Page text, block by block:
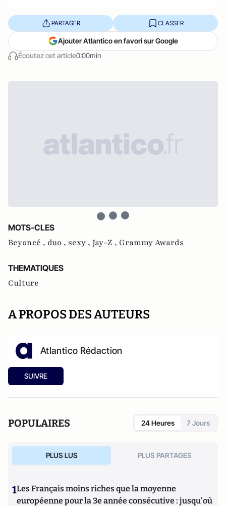
Écoutez cet article0:00min
PARTAGER CLASSER
Ajouter Atlantico en favori sur Google
MOTS-CLES
Beyoncé , duo , sexy , Jay-Z , Grammy Awards
THEMATIQUES
Culture
A PROPOS DES AUTEURS
Atlantico Rédaction
SUIVRE
POPULAIRES 24 Heures 7 Jours
PLUS LUS PLUS PARTAGES
1Les Français moins riches que la moyenne
européenne pour la 3e année consécutive : jusqu'où